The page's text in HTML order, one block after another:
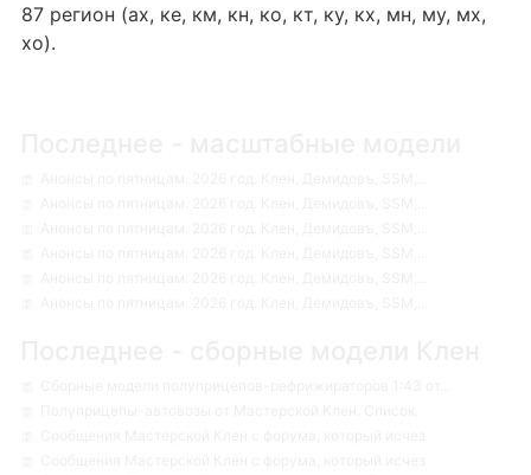
87 регион (ах, ке, км, кн, ко, кт, ку, кх, мн, му, мх,
хо).